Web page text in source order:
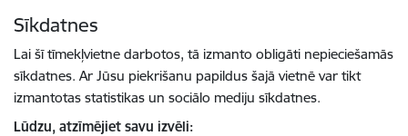
Sīkdatnes
Lai šī tīmekļvietne darbotos, tā izmanto obligāti nepieciešamās
sīkdatnes. Ar Jūsu piekrišanu papildus šajā vietnē var tikt
izmantotas statistikas un sociālo mediju sīkdatnes.
Lūdzu, atzīmējiet savu izvēli: